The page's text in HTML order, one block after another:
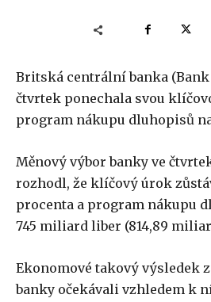
Britská centrální banka (Bank
čtvrtek ponechala svou
program nákupu dluhopisů
Měnový výbor banky ve
rozhodl, že klíčový úrok
procenta a program nákupu
745 miliard liber (814,89
Ekonomové takový výsledek
banky očekávali vzhledem k